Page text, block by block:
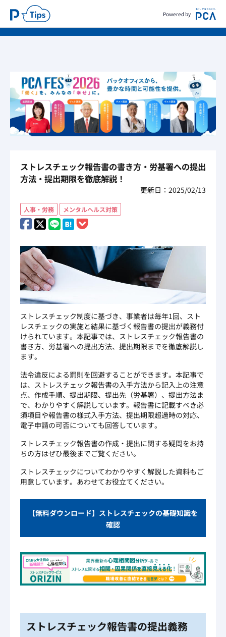
Powered by
ストレスチェック報告書の書き方・労基署への提出
方法・提出期限を徹底解説！
更新日：2025/02/13
人事・労務 メンタルヘルス対策
ストレスチェック制度に基づき、事業者は毎年1回、スト
レスチェックの実施と結果に基づく報告書の提出が義務付
けられています。本記事では、ストレスチェック報告書の
書き方、労基署への提出方法、提出期限までを徹底解説し
ます。
法令違反による罰則を回避することができます。本記事で
は、ストレスチェック報告書の入手方法から記入上の注意
点、作成手順、提出期限、提出先（労基署）、提出方法ま
で、わかりやすく解説しています。報告書に記載すべき必
須項目や報告書の様式入手方法、提出期限超過時の対応、
電子申請の可否についても回答しています。
ストレスチェック報告書の作成・提出に関する疑問をお持
ちの方はぜひ最後までご覧ください。
ストレスチェックについてわかりやすく解説した資料もご
用意しています。あわせてお役立てください。
【無料ダウンロード】ストレスチェックの基礎知識を
確認
ストレスチェック報告書の提出義務